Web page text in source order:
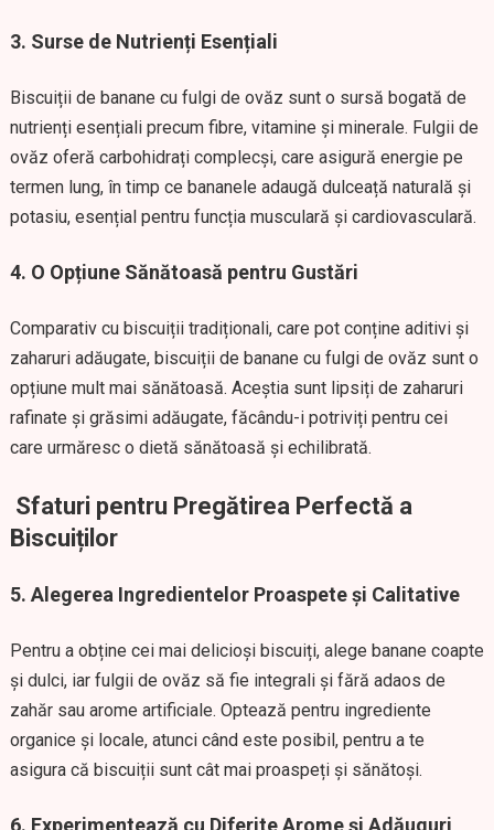
3. Surse de Nutrienți Esențiali
Biscuiții de banane cu fulgi de ovăz sunt o sursă bogată de
nutrienți esențiali precum fibre, vitamine și minerale. Fulgii de
ovăz oferă carbohidrați complecși, care asigură energie pe
termen lung, în timp ce bananele adaugă dulceață naturală și
potasiu, esențial pentru funcția musculară și cardiovasculară.
4. O Opțiune Sănătoasă pentru Gustări
Comparativ cu biscuiții tradiționali, care pot conține aditivi și
zaharuri adăugate, biscuiții de banane cu fulgi de ovăz sunt o
opțiune mult mai sănătoasă. Aceștia sunt lipsiți de zaharuri
rafinate și grăsimi adăugate, făcându-i potriviți pentru cei
care urmăresc o dietă sănătoasă și echilibrată.
Sfaturi pentru Pregătirea Perfectă a
Biscuiților
5. Alegerea Ingredientelor Proaspete și Calitative
Pentru a obține cei mai delicioși biscuiți, alege banane coapte
și dulci, iar fulgii de ovăz să fie integrali și fără adaos de
zahăr sau arome artificiale. Optează pentru ingrediente
organice și locale, atunci când este posibil, pentru a te
asigura că biscuiții sunt cât mai proaspeți și sănătoși.
6. Experimentează cu Diferite Arome și Adăuguri